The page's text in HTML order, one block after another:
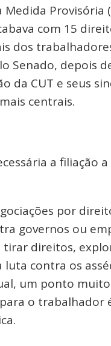
Provisória
com 15
dos
Senado, depois
da CUT e seus
centrais.
a filiação
por
governos ou
tirar direitos,
luta contra os
um ponto muito
o trabalhador